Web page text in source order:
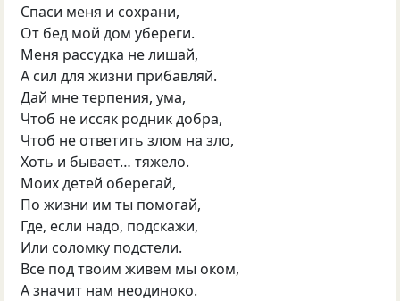
Спаси меня и сохрани,
От бед мой дом убереги.
Меня рассудка не лишай,
А сил для жизни прибавляй.
Дай мне терпения, ума,
Чтоб не иссяк родник добра,
Чтоб не ответить злом на зло,
Хоть и бывает… тяжело.
Моих детей оберегай,
По жизни им ты помогай,
Где, если надо, подскажи,
Или соломку подстели.
Все под твоим живем мы оком,
А значит нам неодиноко.